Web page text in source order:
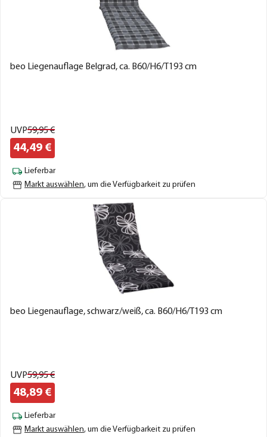
beo Liegenauflage Belgrad, ca. B60/H6/T193 cm
UVP59,95€
44,49 €
Lieferbar
Markt auswählen, um die Verfügbarkeit zu prüfen
beo Liegenauflage, schwarz/weiß, ca. B60/H6/T193 cm
UVP59,95€
48,89 €
Lieferbar
Markt auswählen, um die Verfügbarkeit zu prüfen